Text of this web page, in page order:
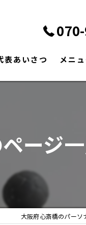
表あいさつ メニ
ージ
大阪府心斎橋のパー